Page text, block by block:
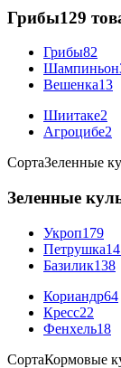
Грибы129
Грибы82
Шампиньон
Вешенка13
Шиитаке2
Агроцибе2
СортаЗеленные
Зеленные
Укроп179
Петрушка
Базилик138
Кориандр64
Кресс22
Фенхель18
СортаКормовые